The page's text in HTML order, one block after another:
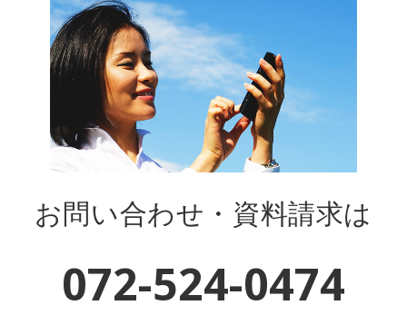
お問い合わせ・資料請求は
072-524-0474